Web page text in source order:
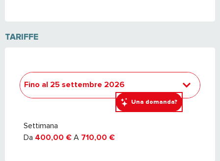
Una domanda?
TARIFFE
Fino al 25 settembre 2026
al 24 settembre
Settimana
Da 400,00 € A 710,00 €